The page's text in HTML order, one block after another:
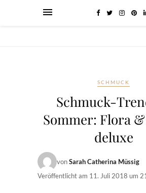
SCHMUCK
Schmuck-
Sommer: Flora
deluxe
vonSarah Catherina Müssig
Veröffentlicht am 11. Juli 2018 um